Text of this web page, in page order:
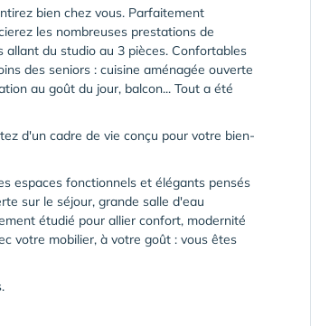
bien chez vous. Parfaitement
les nombreuses prestations de
du studio au 3 pièces. Confortables
des seniors : cuisine aménagée ouverte
au goût du jour, balcon... Tout a été
d'un cadre de vie conçu pour votre bien-
espaces fonctionnels et élégants pensés
sur le séjour, grande salle d'eau
étudié pour allier confort, modernité
votre mobilier, à votre goût : vous êtes